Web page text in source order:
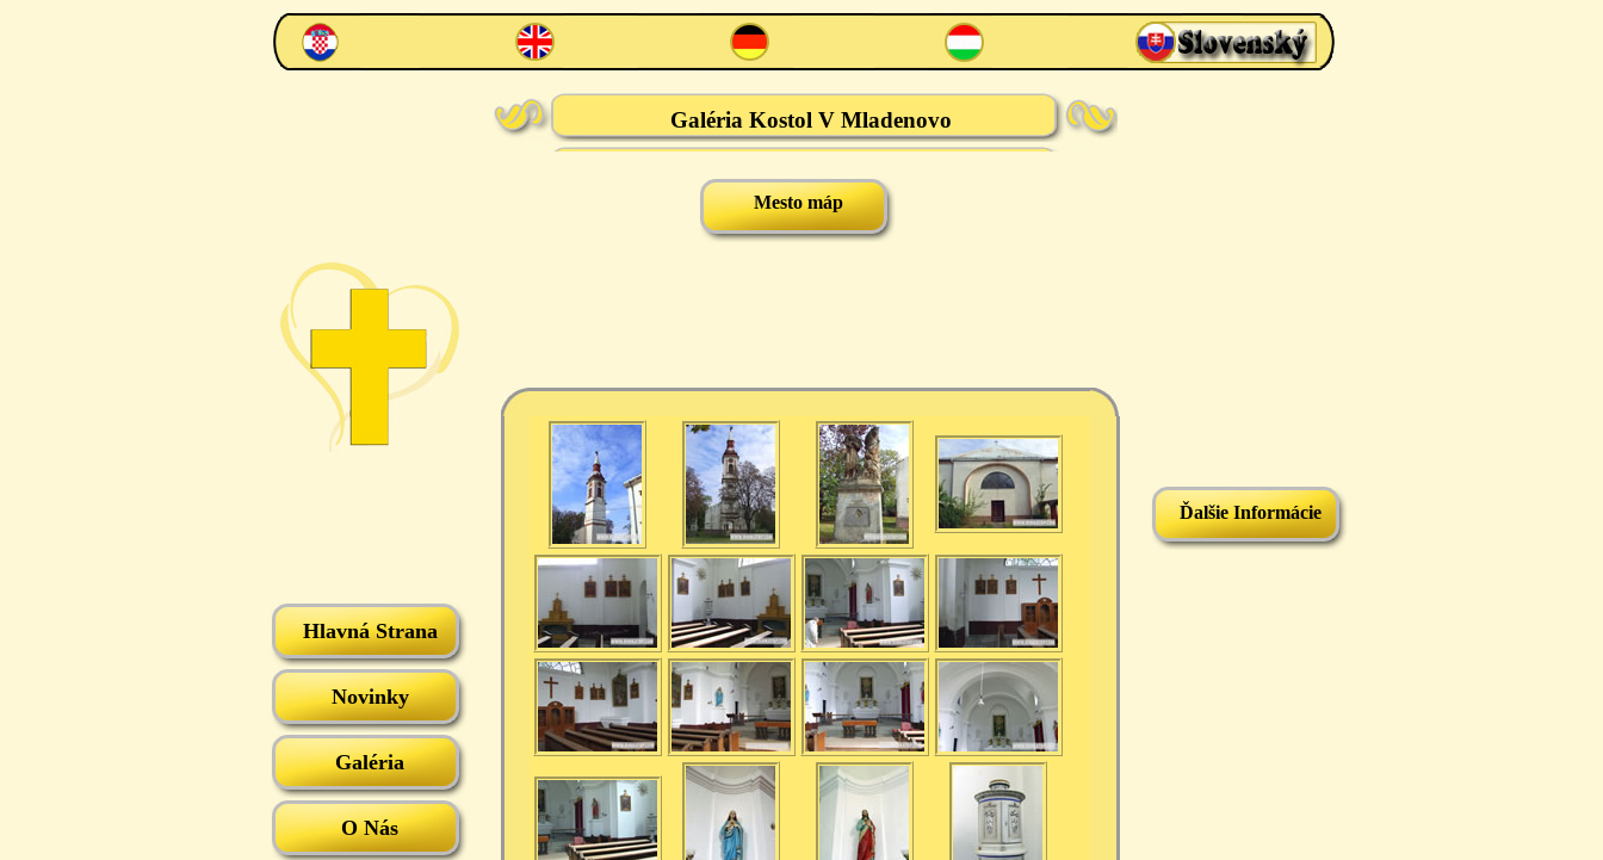
Galéria Kostol V Mladenovo
Mesto máp
Hlavná Strana
Novinky
Galéria
O Nás
Ďalšie Informácie